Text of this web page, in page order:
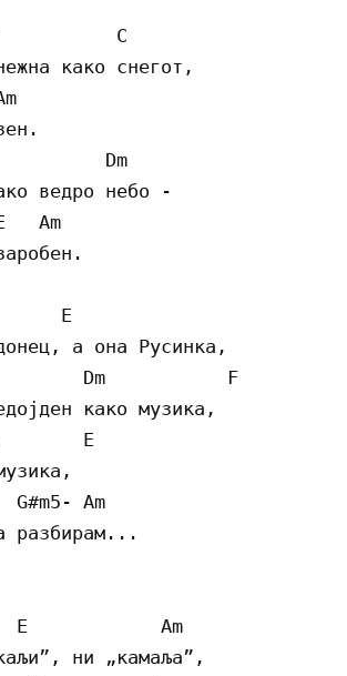
C
како снегот,
Dm
ведро небо -
Am
E
а она Русинка,
Dm           F
како музика,
E
G#m5- Am
разбирам...
E            Am
ни „камаља”,